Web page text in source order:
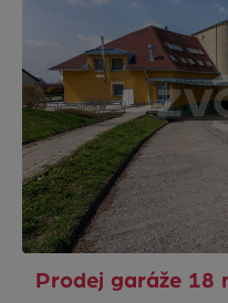
Prodej garáže 18